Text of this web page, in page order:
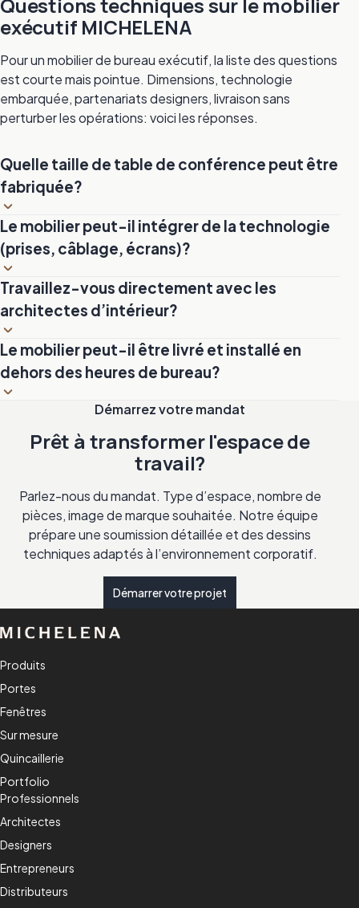
exécutif MICHELENA
Pour un mobilier de bureau exécutif, la liste des questions
est courte mais pointue. Dimensions, technologie
embarquée, partenariats designers, livraison sans
perturber les opérations: voici les réponses.
Quelle taille de table de conférence peut être
fabriquée?
L’atelier peut fabriquer des tables de conférence en bois
massif pouvant accueillir jusqu’à 20 personnes. Pour les
formats très longs, la table est conçue en sections
assemblées sur place pour faciliter le transport et l’accès
à l’étage.
Le mobilier peut-il intégrer de la technologie
(prises, câblage, écrans)?
Oui. Les bureaux et les tables de conférence peuvent
intégrer des prises électriques encastrées, des passages
de câbles dissimulés et des supports d’écran. Ces
éléments sont prévus lors de la conception et intégrés
sans compromettre l’esthétique du bois.
Travaillez-vous directement avec les
architectes d’intérieur?
Régulièrement. L’atelier collabore avec des designers et
des architectes pour traduire leurs plans en réalisations.
Dessins techniques, échantillons et prototypes sont
fournis selon les besoins du dossier.
Le mobilier peut-il être livré et installé en
dehors des heures de bureau?
Oui. Pour minimiser la perturbation des opérations, la
ou le week-end. Les contraintes d’accès (ascenseurs,
stationnement, sécurité du bâtiment) sont coordonnées
Démarrez votre mandat
Prêt à transformer l'espace de
travail?
Parlez-nous du mandat. Type d’espace, nombre de
pièces, image de marque souhaitée. Notre équipe
prépare une soumission détaillée et des dessins
techniques adaptés à l’environnement corporatif.
Démarrer votre projet
Produits
Portes
Fenêtres
Sur mesure
Quincaillerie
Portfolio
Professionnels
Architectes
Designers
Entrepreneurs
Distributeurs